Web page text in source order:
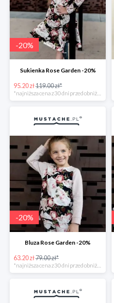
-20%
Sukienka Rose Garden -20%
95.20 zł119.00 zł*
-20%
Bluza Rose Garden -20%
63.20 zł79.00 zł*
*najniższa cena z 30 dni przed obniżką